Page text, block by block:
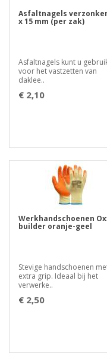
Asfaltnagels
x 15 mm (per zak)
Asfaltnagels kunt u
voor het vastzetten van
daklee..
€ 2,10
Werkhandschoenen
builder oranje-geel
Stevige handschoenen
extra grip. Ideaal bij het
verwerke..
€ 2,50